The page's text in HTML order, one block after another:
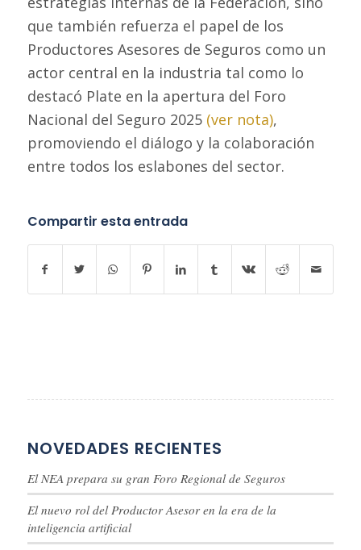
que también refuerza el papel de los
Productores Asesores de Seguros como un
actor central en la industria tal como lo
destacó Plate en la apertura del Foro
Nacional del Seguro 2025 (ver nota),
promoviendo el diálogo y la colaboración
entre todos los eslabones del sector.
Compartir esta entrada
NOVEDADES RECIENTES
El NEA prepara su gran Foro Regional de Seguros
El nuevo rol del Productor Asesor en la era de la
inteligencia artificial